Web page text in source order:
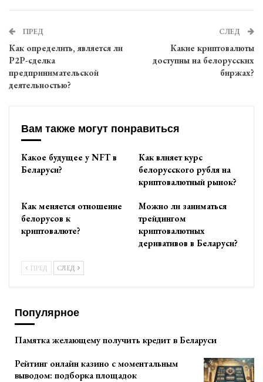
ПРЕД
Как определить, является ли
P2P-сделка
предпринимательской
деятельностью?
СЛЕД
Какие криптовалюты
доступны на белорусских
биржах?
Вам также могут понравиться
Какое будущее у NFT в
Беларуси?
Как влияет курс
белорусского рубля на
криптовалютный рынок?
Как меняется отношение
белорусов к
криптовалюте?
Можно ли заниматься
трейдингом
криптовалютных
деривативов в Беларуси?
ПРЕД СЛЕД
Популярное
Памятка желающему получить кредит в Беларуси
Рейтинг онлайн казино с моментальным
выводом: подборка площадок